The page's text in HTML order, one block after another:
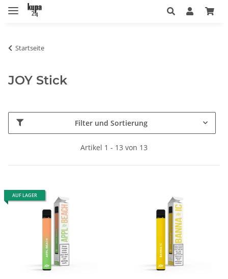
Startseite
JOY Stick
Filter und Sortierung
Artikel 1 - 13 von 13
AUF LAGER